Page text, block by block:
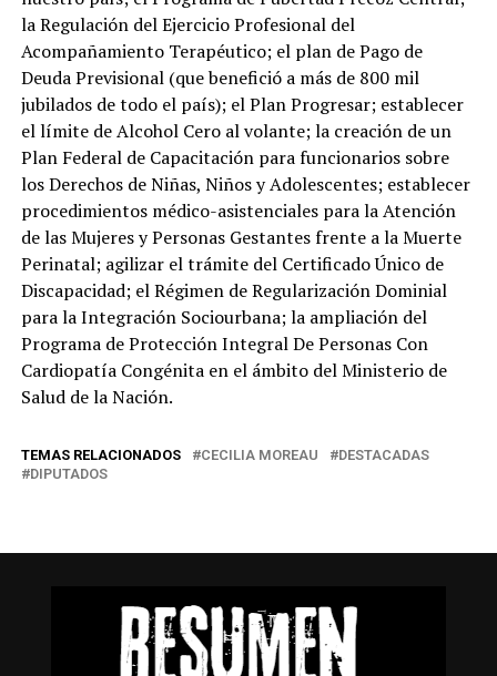
la Regulación del Ejercicio Profesional del
Acompañamiento Terapéutico; el plan de Pago de
Deuda Previsional (que benefició a más de 800 mil
jubilados de todo el país); el Plan Progresar; establecer
el límite de Alcohol Cero al volante; la creación de un
Plan Federal de Capacitación para funcionarios sobre
los Derechos de Niñas, Niños y Adolescentes; establecer
procedimientos médico-asistenciales para la Atención
de las Mujeres y Personas Gestantes frente a la Muerte
Perinatal; agilizar el trámite del Certificado Único de
Discapacidad; el Régimen de Regularización Dominial
para la Integración Sociourbana; la ampliación del
Programa de Protección Integral De Personas Con
Cardiopatía Congénita en el ámbito del Ministerio de
Salud de la Nación.
TEMAS RELACIONADOS CECILIA MOREAU
DESTACADAS
DIPUTADOS